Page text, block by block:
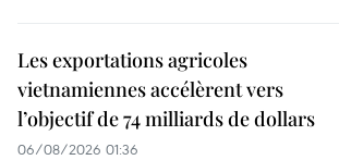
Les exportations agricoles
vietnamiennes accélèrent vers
l’objectif de 74 milliards de dollars
06/08/2026 01:36